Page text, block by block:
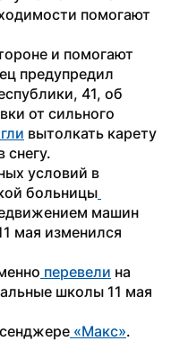
помогают
и помогают
предупредил
41, об
от сильного
вытолкать карету
условий в
больницы
машин
мая изменился
перевели на
школы 11 мая
«Макс».